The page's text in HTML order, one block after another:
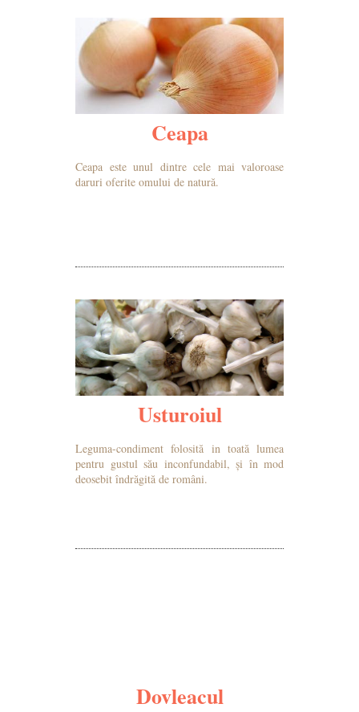
Ceapa
Ceapa este unul dintre cele mai valoroase
daruri oferite omului de natură.
Usturoiul
Leguma-condiment folosită in toată lumea
pentru gustul său inconfundabil, și în mod
deosebit îndrăgită de români.
Dovleacul